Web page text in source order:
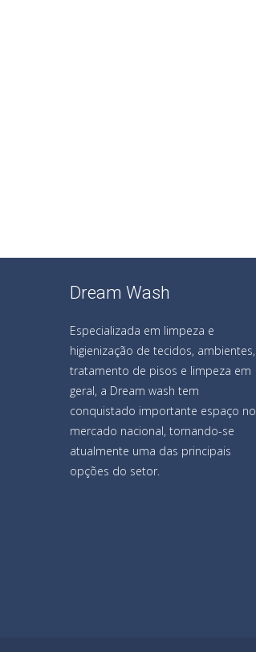
Dream Wash
Especializada em limpeza e
higienização de tecidos, ambientes,
tratamento de pisos e limpeza em
geral, a Dream wash tem
conquistado importante espaço no
mercado nacional, tornando-se
atualmente uma das principais
opções do setor.